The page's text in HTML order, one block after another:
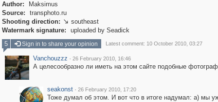
Author:
Maksimus
Source:
transphoto.ru
Shooting direction:  southeast
Watermark signature:
uploaded by Seadick
5
Sign in to share your opinion Latest comment: 10 October 2010, 03:27
Vanchouzzz · 26 February 2010, 16:46
А целесообразно ли иметь на этом сайте подобные
seakonst · 26 February 2010, 17:20
Тоже думал об этом. И вот что в итоге надумал: а) мы